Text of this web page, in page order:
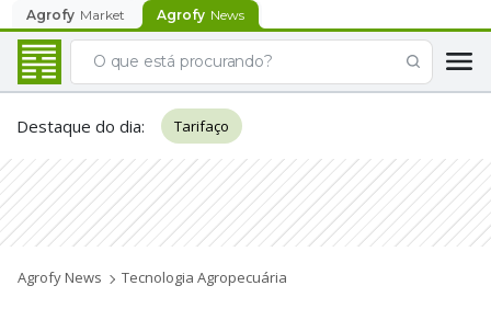
Agrofy Market Agrofy News
Destaque do dia: Tarifaço
Agrofy News Tecnologia Agropecuária